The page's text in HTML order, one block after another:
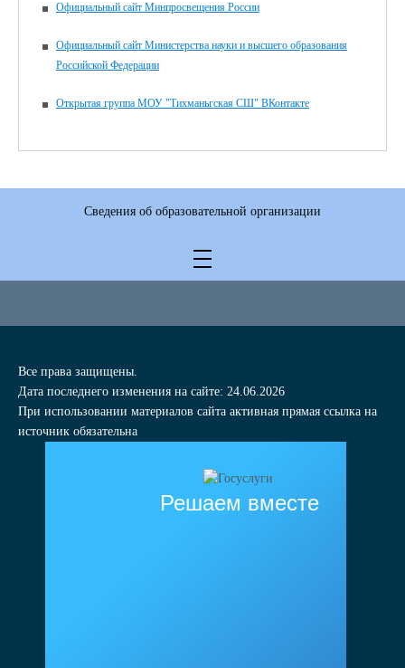
Официальный сайт Минпросвещения России
Официальный сайт Министерства науки и высшего образования
Российской Федерации
Открытая группа МОУ "Тихманьгская СШ" ВКонтакте
Сведения об образовательной организации
Все права защищены.
Дата последнего изменения на сайте: 24.06.2026
При использовании материалов сайта активная прямая ссылка на
источник обязательна
Решаем вместе